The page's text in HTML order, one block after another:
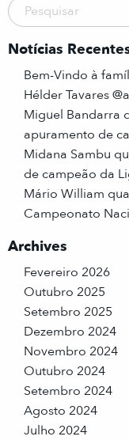
Notícias
Bem-Vindo à
Hélder Tavares
Miguel Bandarra
apuramento de
Midana Sambu
de campeão da
Mário William
Campeonato
Archives
Fevereiro 2026
Outubro 2025
Setembro 2025
Dezembro 2024
Novembro 2024
Outubro 2024
Setembro 2024
Agosto 2024
Julho 2024